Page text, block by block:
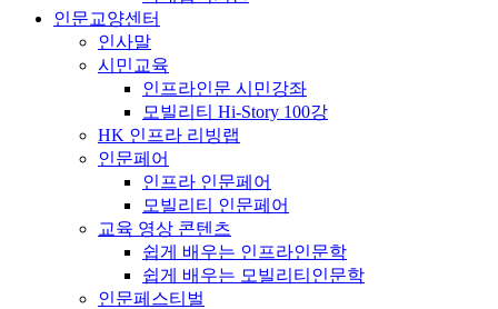
인문교양센터
인사말
시민교육
인프라인문 시민강좌
모빌리티 Hi-Story 100강
HK 인프라 리빙랩
인문페어
인프라 인문페어
모빌리티 인문페어
교육 영상 콘텐츠
쉽게 배우는 인프라인문학
쉽게 배우는 모빌리티인문학
인문페스티벌